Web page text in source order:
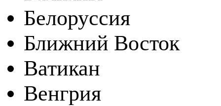
Белоруссия
Ближний Восток
Ватикан
Венгрия